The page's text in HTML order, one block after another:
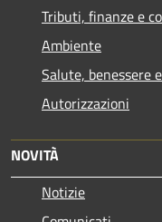
Tributi, finanze e
Ambiente
Salute, benessere
Autorizzazioni
NOVITÀ
Notizie